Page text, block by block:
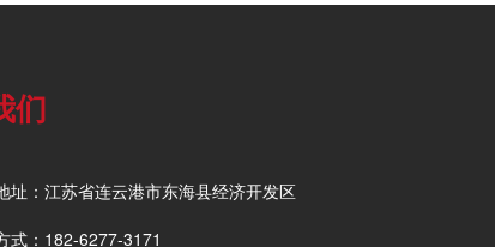
们
址：江苏省连云港市东海县经济开发区
式：182-6277-3171